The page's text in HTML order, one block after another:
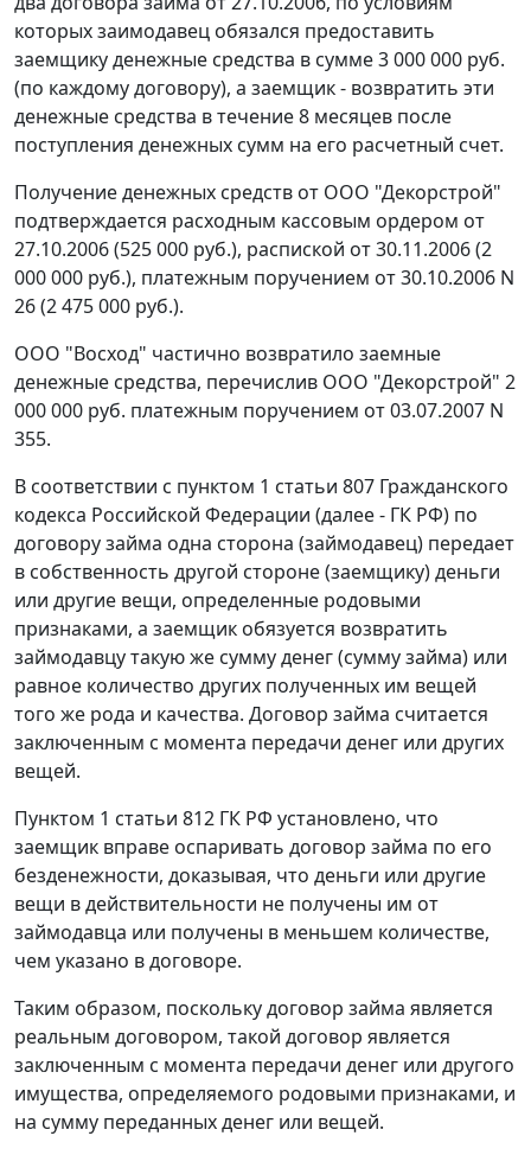
которых заимодавец обязался предоставить
заемщику денежные средства в сумме 3 000 000 руб.
(по каждому договору), а заемщик - возвратить эти
денежные средства в течение 8 месяцев после
поступления денежных сумм на его расчетный счет.
Получение денежных средств от ООО "Декорстрой"
подтверждается расходным кассовым ордером от
27.10.2006 (525 000 руб.), распиской от 30.11.2006 (2
000 000 руб.), платежным поручением от 30.10.2006 N
26 (2 475 000 руб.).
ООО "Восход" частично возвратило заемные
денежные средства, перечислив ООО "Декорстрой" 2
000 000 руб. платежным поручением от 03.07.2007 N
355.
В соответствии с пунктом 1 статьи 807 Гражданского
кодекса Российской Федерации (далее - ГК РФ) по
договору займа одна сторона (займодавец) передает
в собственность другой стороне (заемщику) деньги
или другие вещи, определенные родовыми
признаками, а заемщик обязуется возвратить
займодавцу такую же сумму денег (сумму займа) или
равное количество других полученных им вещей
того же рода и качества. Договор займа считается
заключенным с момента передачи денег или других
вещей.
Пунктом 1 статьи 812 ГК РФ установлено, что
заемщик вправе оспаривать договор займа по его
безденежности, доказывая, что деньги или другие
вещи в действительности не получены им от
займодавца или получены в меньшем количестве,
чем указано в договоре.
Таким образом, поскольку договор займа является
реальным договором, такой договор является
заключенным с момента передачи денег или другого
имущества, определяемого родовыми признаками, и
на сумму переданных денег или вещей.